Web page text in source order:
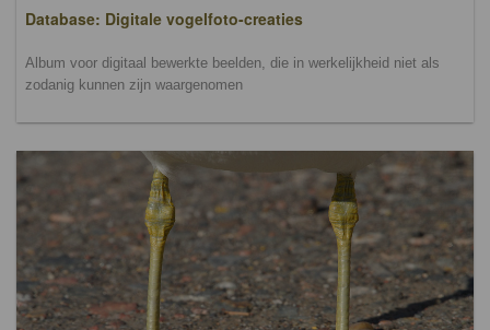
Database: Digitale vogelfoto-creaties
Album voor digitaal bewerkte beelden, die in werkelijkheid niet als
zodanig kunnen zijn waargenomen